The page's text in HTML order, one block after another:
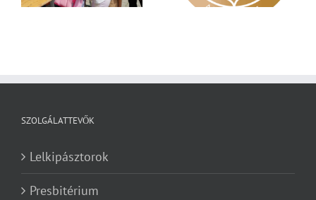
SZOLGÁLATTEVŐK
Lelkipásztorok
Presbitérium